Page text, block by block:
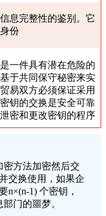
息完整性的鉴别。它
份
一件具有潜在危险的
于共同保守秘密来实
易双方必须保证采用
钥的交换是安全可靠
密和更改密钥的程序
方法加密然后交
交换使用，如果企
n×(n-1) 个密钥，
门的噩梦。